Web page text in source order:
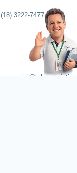
(18) 3222-7477